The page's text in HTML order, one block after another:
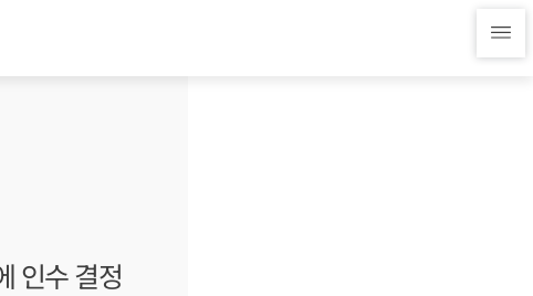
인수 결정